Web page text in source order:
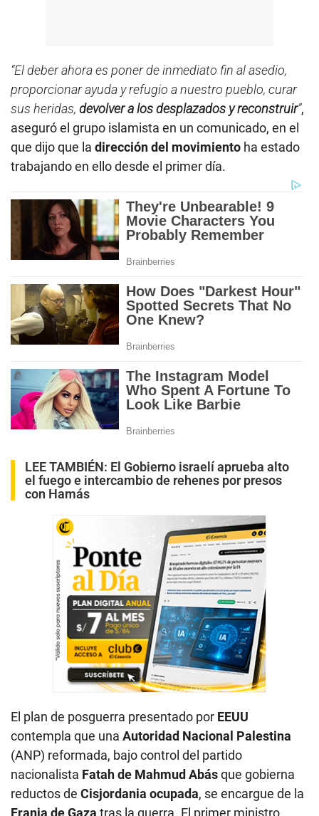
“El deber ahora es poner de inmediato fin al asedio,
proporcionar ayuda y refugio a nuestro pueblo, curar
sus heridas, devolver a los desplazados y reconstruir”,
aseguró el grupo islamista en un comunicado, en el
que dijo que la dirección del movimiento ha estado
trabajando en ello desde el primer día.
LEE TAMBIÉN: El Gobierno israelí aprueba alto
el fuego e intercambio de rehenes por presos
con Hamás
El plan de posguerra presentado por EEUU
contempla que una Autoridad Nacional Palestina
(ANP) reformada, bajo control del partido
nacionalista Fatah de Mahmud Abásque gobierna
reductos de Cisjordania ocupada, se encargue de la
Franja de Gaza tras la guerra. El primer ministro